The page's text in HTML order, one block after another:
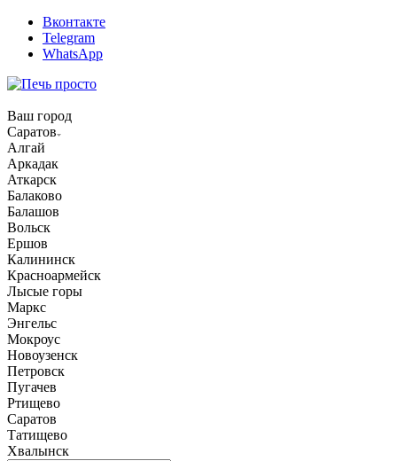
Вконтакте
Telegram
WhatsApp
Ваш город
Саратов
Алгай
Аркадак
Аткарск
Балаково
Балашов
Вольск
Ершов
Калининск
Красноармейск
Лысые горы
Маркс
Энгельс
Мокроус
Новоузенск
Петровск
Пугачев
Ртищево
Саратов
Татищево
Хвалынск